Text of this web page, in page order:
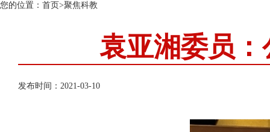
您的位置： 首页>聚焦科教
袁亚湘委员
发布时间：2021-03-10